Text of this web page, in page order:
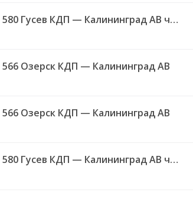
580 Гусев КДП — Калининград АВ ч/з Черняховск АС
566 Озерск КДП — Калининград АВ
566 Озерск КДП — Калининград АВ
580 Гусев КДП — Калининград АВ ч/з Черняховск АС